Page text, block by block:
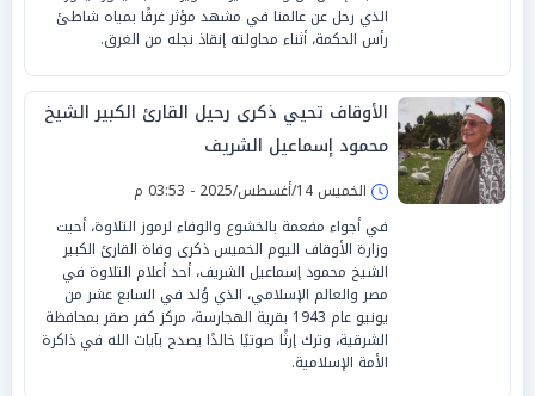
الذي رحل عن عالمنا في مشهد مؤثر غرقًا بمياه شاطئ
رأس الحكمة، أثناء محاولته إنقاذ نجله من الغرق.
الأوقاف تحيي ذكرى رحيل القارئ الكبير الشيخ
محمود إسماعيل الشريف
الخميس 14/أغسطس/2025 - 03:53 م
في أجواء مفعمة بالخشوع والوفاء لرموز التلاوة، أحيت
وزارة الأوقاف اليوم الخميس ذكرى وفاة القارئ الكبير
الشيخ محمود إسماعيل الشريف، أحد أعلام التلاوة في
مصر والعالم الإسلامي، الذي وُلد في السابع عشر من
يونيو عام 1943 بقرية الهجارسة، مركز كفر صقر بمحافظة
الشرقية، وترك إرثًا صوتيًا خالدًا يصدح بآيات الله في ذاكرة
الأمة الإسلامية.